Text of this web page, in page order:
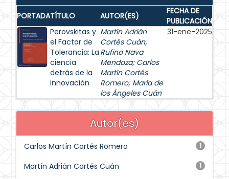
PORTADATÍTULO AUTOR(ES)
FECHA DE
PUBLICACIÓN
Perovskitas y
el Factor de
Tolerancia: La
ciencia
detrás de la
innovación
Martín Adrián
Cortés Cuán;
Rufino Nava
Mendoza; Carlos
Martín Cortés
Romero; María de
los Ángeles Cuán
31-ene-2025
Autor(es)
1
Carlos Martín Cortés Romero
1
Martín Adrián Cortés Cuán